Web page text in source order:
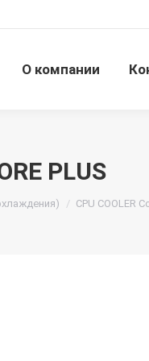
О компании
PLUS
CPU COOLER